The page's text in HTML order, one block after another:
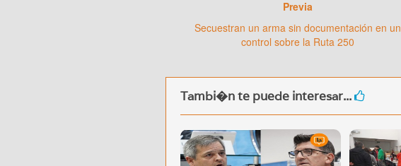
Previa
Secuestran un arma sin documentación en un
control sobre la Ruta 250
Tambi�n te puede interesar...